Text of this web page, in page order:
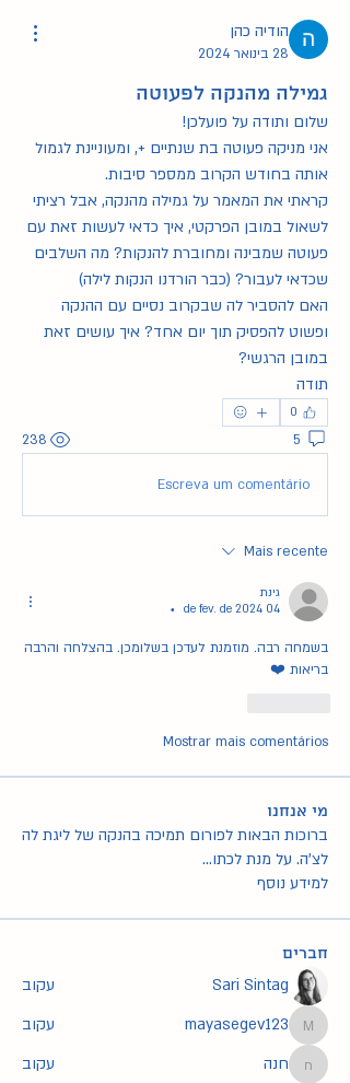
הודיה כהן
28 בינואר 2024
גמילה מהנקה לפעוטה
שלום ותודה על פועלכן!
אותה בחודש הקרוב ממספר סיבות.
שכדאי לעבור? (כבר הורדנו הנקות לילה)
במובן הרגשי?
תודה
0
5
238
Escreva um comentário
Mais recente
גינת
04 de fev. de 2024
•
בריאות ❤️
Mostrar mais comentários
מי אנחנו
ברוכות הבאות לפורום תמיכה בהנקה של ליגת לה
לצ'ה. על מנת לכתו...
למידע נוסף
חברים
Sari Sintag עקוב
mayasegev123
mayasegev123 עקוב
חנהחנה עקוב